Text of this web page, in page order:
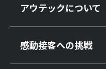
アウテックについて
感動接客への挑戦